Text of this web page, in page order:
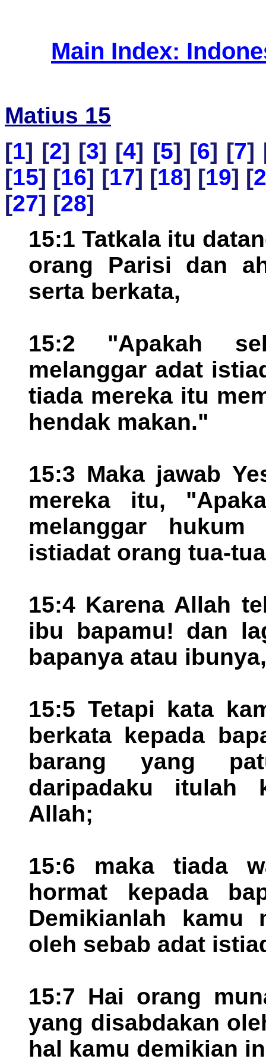
Main Index:
Matius 15
[1] [2] [3] [4] [5] [6] [7]
[15] [16] [17] [18] [19] [
[27] [28]
15:1 Tatkala itu
orang Parisi dan
serta berkata,
15:2 "Apakah
melanggar adat
tiada mereka itu
hendak makan."
15:3 Maka jawab
mereka itu,
melanggar
istiadat orang tua-
15:4 Karena Allah
ibu bapamu! dan
bapanya atau
15:5 Tetapi kata
berkata kepada
barang yang
daripadaku itulah
Allah;
15:6 maka tiada
hormat kepada
Demikianlah kamu
oleh sebab adat
15:7 Hai orang
yang disabdakan
hal kamu demikian